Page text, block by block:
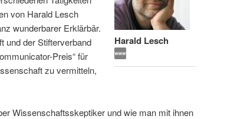
Harald Lesch
von Harald Lesch
wunderbarer Erklärbär.
und der Stifterverband
Preis“ für
zu vermitteln,
Wissenschaftsskeptiker und wie man mit ihnen